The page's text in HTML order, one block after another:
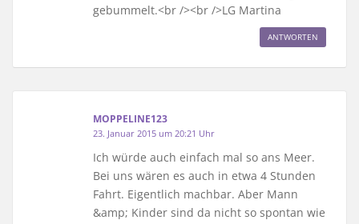
gebummelt.<br /><br />LG Martina
ANTWORTEN
MOPPELINE123
23. Januar 2015 um 20:21 Uhr
Ich würde auch einfach mal so ans Meer.
Bei uns wären es auch in etwa 4 Stunden
Fahrt. Eigentlich machbar. Aber Mann
&amp; Kinder sind da nicht so spontan wie